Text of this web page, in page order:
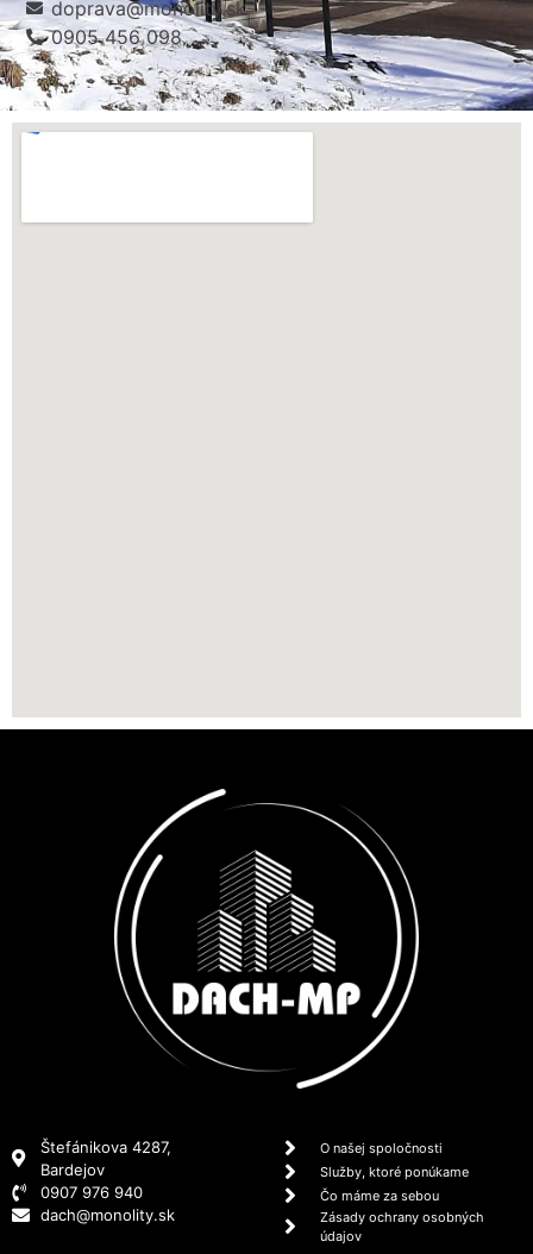
doprava@monolity.sk
0905 456 098
Štefánikova 4287,
Bardejov
0907 976 940
dach@monolity.sk
O našej spoločnosti
Služby, ktoré ponúkame
Čo máme za sebou
Zásady ochrany osobných
údajov